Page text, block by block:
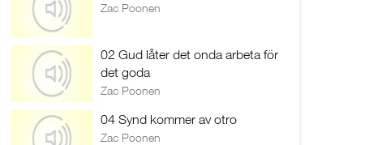
Zac Poonen
02 Gud låter det onda arbeta för
det goda
Zac Poonen
04 Synd kommer av otro
Zac Poonen